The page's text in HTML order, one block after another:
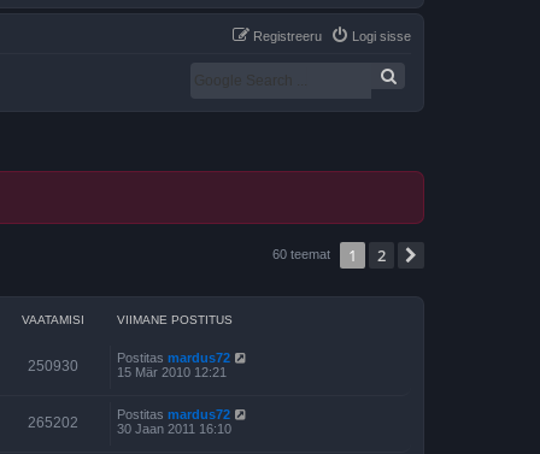
Logi sisse
Registreeru
60 teemat 1 2
VAATAMISI VIIMANE POSTITUS
250930 Postitas mardus72
15 Mär 2010 12:21
265202 Postitas mardus72
30 Jaan 2011 16:10